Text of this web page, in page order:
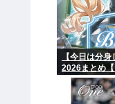
【今日は分
2026まとめ【